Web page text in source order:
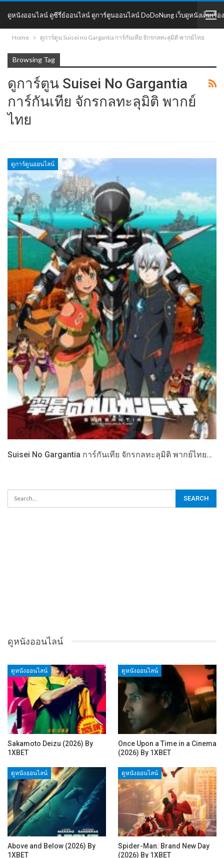
ดูหนังออนไลน์ ดูซีรี่ย์ออนไลน์ ดูการ์ตูนออนไลน์ DoDoNung เว็บดูหนังเต็มเรื่อง
DoDoNung
Home ดูการ์ตูน Suisei no Gargantia การ์กันเทีย จักรกลทะลุมิติ พากย์ไทย
Browsing Tag
ดูการ์ตูน Suisei No Gargantia
การ์กันเทีย จักรกลทะลุมิติ พากย์
ไทย
ดูการ์ตูนออนไลน์
Suisei No Gargantia การ์กันเทีย จักรกลทะลุมิติ พากย์ไทย…
ดูหนังออนไลน์
ดูหนังออนไลน์
Sakamoto Deizu (2026) By
1XBET
ดูหนังออนไลน์
Once Upon a Time in a Cinema
(2026) By 1XBET
ดูหนังออนไลน์
Above and Below (2026) By
1XBET
ดูหนังออนไลน์
Spider-Man: Brand New Day
(2026) By 1XBET